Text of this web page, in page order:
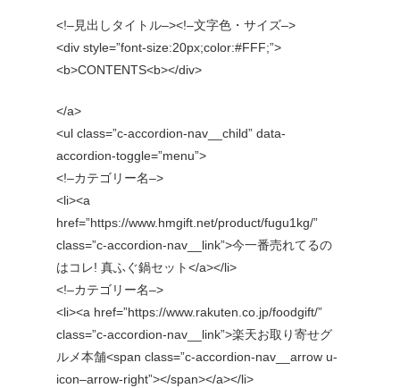
<!–見出しタイトル–><!–文字色・サイズ–>
<div style=”font-size:20px;color:#FFF;”>
<b>CONTENTS<b></div>
</a>
<ul class=”c-accordion-nav__child” data-
accordion-toggle=”menu”>
<!–カテゴリー名–>
<li><a
href=”https://www.hmgift.net/product/fugu1kg/”
class=”c-accordion-nav__link”>今一番売れてるの
はコレ! 真ふぐ鍋セット</a></li>
<!–カテゴリー名–>
<li><a href=”https://www.rakuten.co.jp/foodgift/”
class=”c-accordion-nav__link”>楽天お取り寄せグ
ルメ本舗<span class=”c-accordion-nav__arrow u-
icon–arrow-right”></span></a></li>